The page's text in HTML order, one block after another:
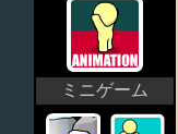
ミニゲーム